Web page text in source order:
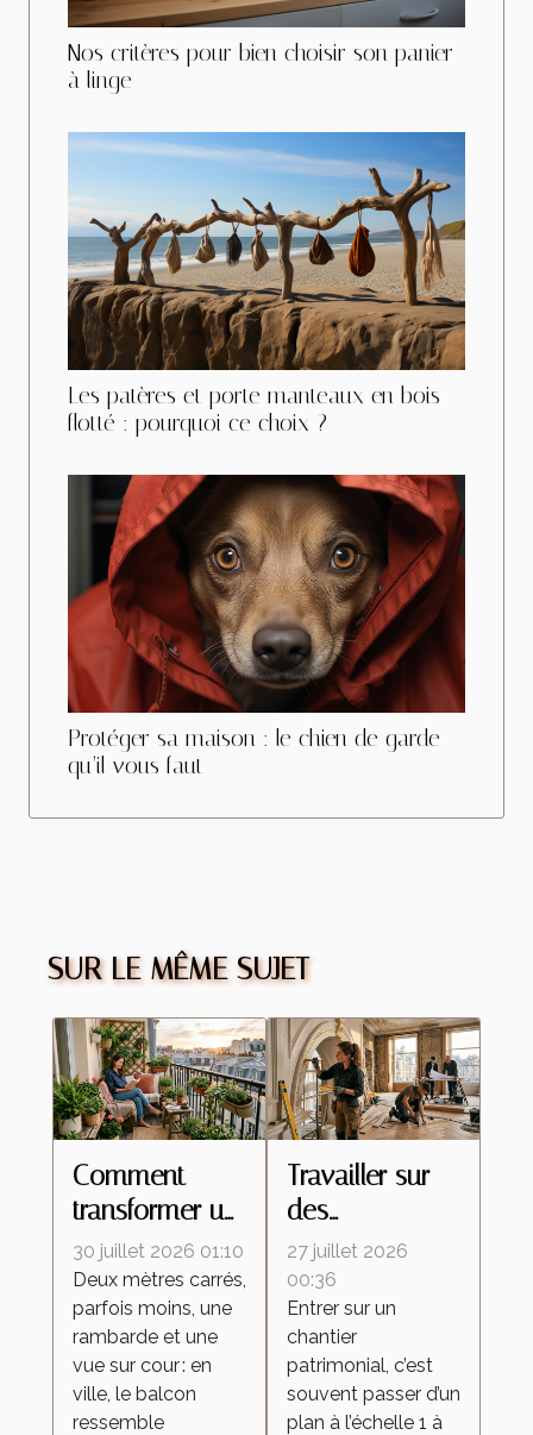
Nos critères pour bien choisir son panier
à linge
Les patères et porte manteaux en bois
flotté : pourquoi ce choix ?
Protéger sa maison : le chien de garde
qu’il vous faut
SUR LE MÊME SUJET
Comment
transformer un
petit balcon en
espace
extérieur
inspirant
30 juillet 2026 01:10
Deux mètres carrés,
parfois moins, une
rambarde et une
vue sur cour : en
ville, le balcon
ressemble
Travailler sur
des
rénovations
d’exception :
un tremplin
pour les
nouveaux
talents
27 juillet 2026
00:36
Entrer sur un
chantier
patrimonial, c’est
souvent passer d’un
plan à l’échelle 1 à